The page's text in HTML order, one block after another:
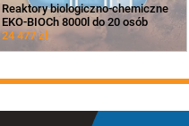
Reaktory biologiczno-chemiczne
EKO-BIOCh 8000l do 20 osób
24 477 zł